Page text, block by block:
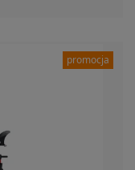
promocja